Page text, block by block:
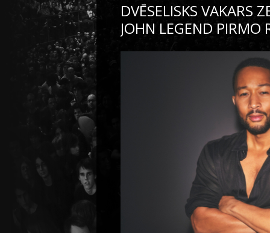
DVĒSELISKS VAKARS
JOHN LEGEND PIRMO